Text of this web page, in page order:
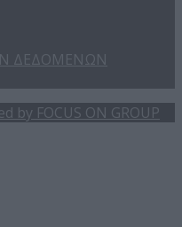
ΔΕΔΟΜΕΝΩΝ
by FOCUS ON GROUP